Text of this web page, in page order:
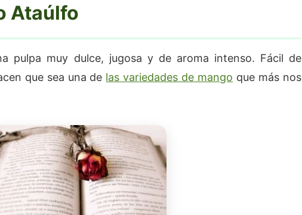
Ataúlfo
pulpa muy dulce, jugosa y de aroma intenso. Fácil de
que sea una de las variedades de mango que más nos